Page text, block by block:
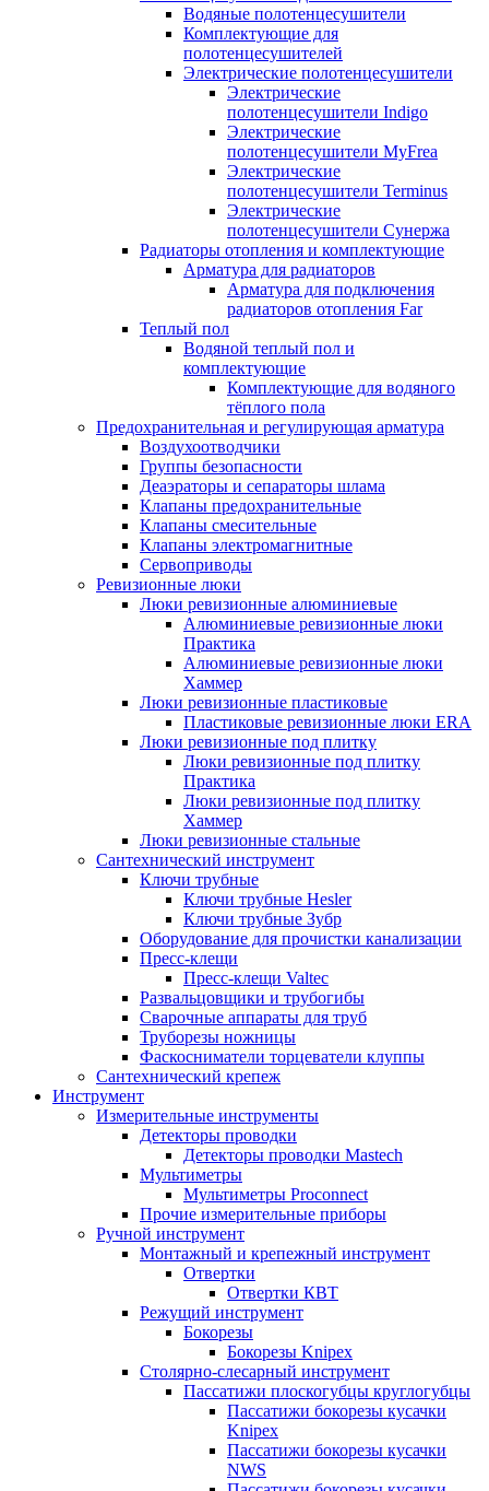
Водяные полотенцесушители
Комплектующие для
полотенцесушителей
Электрические полотенцесушители
Электрические
полотенцесушители Indigo
Электрические
полотенцесушители MyFrea
Электрические
полотенцесушители Terminus
Электрические
полотенцесушители Сунержа
Радиаторы отопления и комплектующие
Арматура для радиаторов
Арматура для подключения
радиаторов отопления Far
Теплый пол
Водяной теплый пол и
комплектующие
Комплектующие для водяного
тёплого пола
Предохранительная и регулирующая арматура
Воздухоотводчики
Группы безопасности
Деаэраторы и сепараторы шлама
Клапаны предохранительные
Клапаны смесительные
Клапаны электромагнитные
Сервоприводы
Ревизионные люки
Люки ревизионные алюминиевые
Алюминиевые ревизионные люки
Практика
Алюминиевые ревизионные люки
Хаммер
Люки ревизионные пластиковые
Пластиковые ревизионные люки ERA
Люки ревизионные под плитку
Люки ревизионные под плитку
Практика
Люки ревизионные под плитку
Хаммер
Люки ревизионные стальные
Сантехнический инструмент
Ключи трубные
Ключи трубные Hesler
Ключи трубные Зубр
Оборудование для прочистки канализации
Пресс-клещи
Пресс-клещи Valtec
Развальцовщики и трубогибы
Сварочные аппараты для труб
Труборезы ножницы
Фаскосниматели торцеватели клуппы
Сантехнический крепеж
Инструмент
Измерительные инструменты
Детекторы проводки
Детекторы проводки Mastech
Мультиметры
Мультиметры Proconnect
Прочие измерительные приборы
Ручной инструмент
Монтажный и крепежный инструмент
Отвертки
Отвертки КВТ
Режущий инструмент
Бокорезы
Бокорезы Knipex
Столярно-слесарный инструмент
Пассатижи плоскогубцы круглогубцы
Пассатижи бокорезы кусачки
Knipex
Пассатижи бокорезы кусачки
NWS